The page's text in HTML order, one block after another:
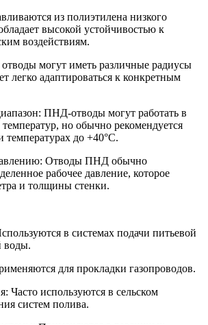
из полиэтилена низкого
высокой устойчивостью к
воздействиям.
отводы могут иметь различные радиусы
легко адаптироваться к конкретным
ПНД-отводы могут работать в
но обычно рекомендуется
температурах до +40°C.
Отводы ПНД обычно
рабочее давление, которое
и толщины стенки.
в системах подачи питьевой
воды.
для прокладки газопроводов.
Часто используются в сельском
систем полива.